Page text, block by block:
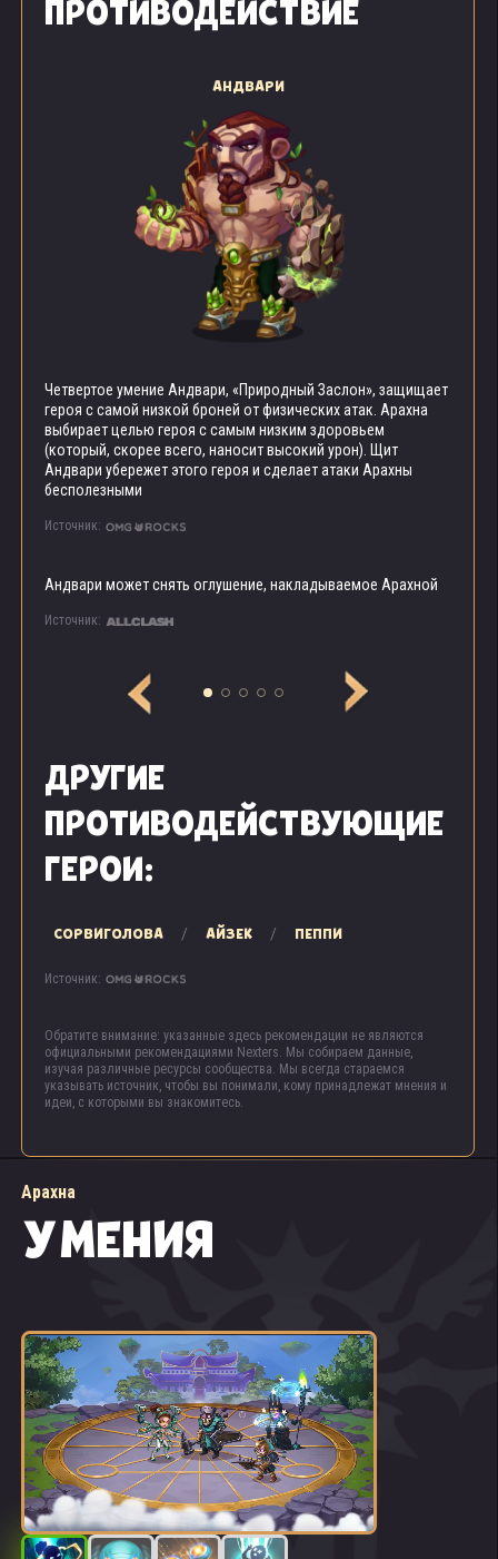
ПРОТИВОДЕЙСТВИЕ
АНДВАРИ
Четвертое умение Андвари, «Природный Заслон», защищает
героя с самой низкой броней от физических атак. Арахна
выбирает целью героя с самым низким здоровьем
(который, скорее всего, наносит высокий урон). Щит
Андвари убережет этого героя и сделает атаки Арахны
бесполезными
Источник:
Андвари может снять оглушение, накладываемое Арахной
Источник:
ДРУГИЕ
ПРОТИВОДЕЙСТВУЮЩИЕ
ГЕРОИ:
СОРВИГОЛОВА АЙЗЕК ПЕППИ
Источник:
Обратите внимание: указанные здесь рекомендации не являются
официальными рекомендациями Nexters. Мы собираем данные,
изучая различные ресурсы сообщества. Мы всегда стараемся
указывать источник, чтобы вы понимали, кому принадлежат мнения и
идеи, с которыми вы знакомитесь.
Арахна
УМЕНИЯ